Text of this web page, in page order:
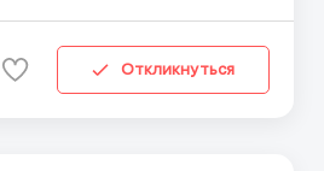
Откликнуться